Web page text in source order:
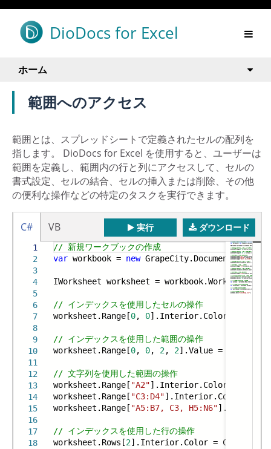
DioDocs for Excel
ホーム
範囲へのアクセス
範囲とは、スプレッドシートで定義されたセルの配列を
指します。 DioDocs for Excel を使用すると、ユーザーは
範囲を定義し、範囲内の行と列にアクセスして、セルの
書式設定、セルの結合、セルの挿入または削除、その他
の便利な操作などの特定のタスクを実行できます。
C# VB 実行 ダウンロード
1
2
3
4
5
6
7
8
9
10
11
12
13
14
15
16
17
18
// 新規ワークブックの作成
var workbook = new
IWorksheet worksheet = workbook.Worksheets[
// インデックスを使用したセルの操作
worksheet.Range[0, 0].Interior.Color =
// インデックスを使用した範囲の操作
worksheet.Range[0, 0, 2, 2].Value =
// 文字列を使用した範囲の操作
worksheet.Range[ "A2"].Interior.Color =
worksheet.Range[ "C3:D4"].Interior.Color =
worksheet.Range[ "A5:B7, C3, H5:N6"].Value =
// インデックスを使用した行の操作
worksheet.Rows[2].Interior.Color =